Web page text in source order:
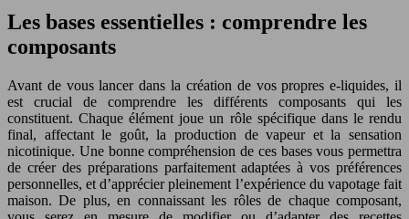
Les bases essentielles : comprendre les
composants
Avant de vous lancer dans la création de vos propres e-liquides, il
est crucial de comprendre les différents composants qui les
constituent. Chaque élément joue un rôle spécifique dans le rendu
final, affectant le goût, la production de vapeur et la sensation
nicotinique. Une bonne compréhension de ces bases vous permettra
de créer des préparations parfaitement adaptées à vos préférences
personnelles, et d’apprécier pleinement l’expérience du vapotage fait
maison. De plus, en connaissant les rôles de chaque composant,